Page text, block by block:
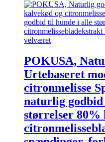
POKUSA,
Urtebaseret
citronmelisse
naturlig
størrelser 80%